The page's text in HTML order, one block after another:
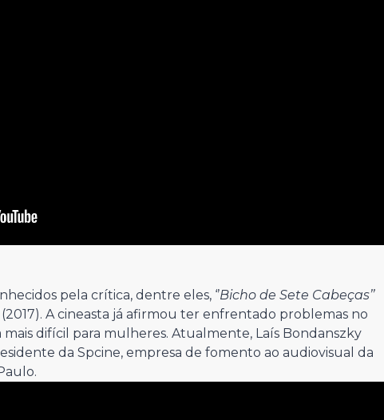
pela crítica, dentre eles, ‘’Bicho de Sete Cabeças’’
A cineasta já afirmou ter enfrentado problemas no
difícil para mulheres. Atualmente, Laís Bondanszky
da Spcine, empresa de fomento ao audiovisual da